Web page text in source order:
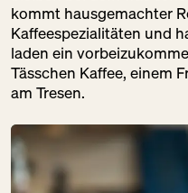
kommt hausgemachter
Kaffeespezialitäten und
laden ein
Tässchen Kaffee, einem
am Tresen.